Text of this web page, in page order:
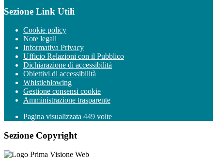
Sezione Link Utili
Cookie policy
Note legali
Informativa Privacy
Ufficio Relazioni con il Pubblico
Dichiarazione di accessibilità
Obiettivi di accessibilità
Whistleblowing
Gestione consensi cookie
Amministrazione trasparente
Pagina visualizzata 449 volte
Sezione Copyright